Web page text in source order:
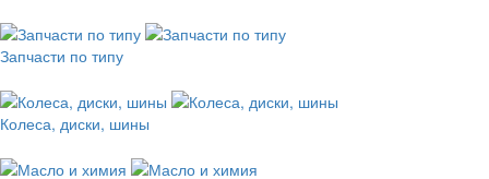
Запчасти по типу
Колеса, диски, шины